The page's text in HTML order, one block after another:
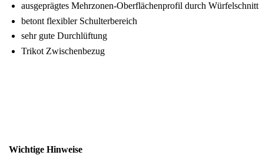
ausgeprägtes Mehrzonen-Oberflächenprofil durch Würfelschnitt
betont flexibler Schulterbereich
sehr gute Durchlüftung
Trikot Zwischenbezug
Wichtige Hinweise